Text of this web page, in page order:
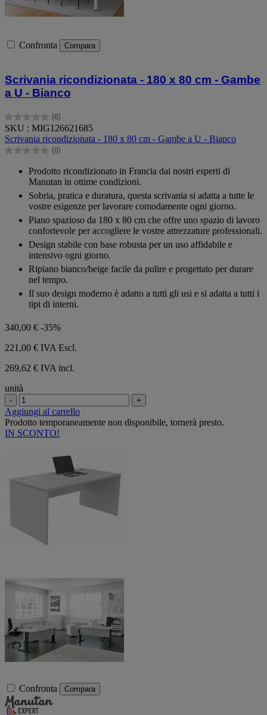
Confronta Compara
Scrivania ricondizionata - 180 x 80 cm - Gambe
a U - Bianco
(0)
0.0
su
5
stelle.
SKU : MIG126621685
Scrivania ricondizionata - 180 x 80 cm - Gambe a U - Bianco
(0)
0.0
Prodotto ricondizionato in Francia dai nostri esperti di
Manutan in ottime condizioni.
Sobria, pratica e duratura, questa scrivania si adatta a tutte le
vostre esigenze per lavorare comodamente ogni giorno.
Piano spazioso da 180 x 80 cm che offre uno spazio di lavoro
confortevole per accogliere le vostre attrezzature professionali.
Design stabile con base robusta per un uso affidabile e
intensivo ogni giorno.
Ripiano bianco/beige facile da pulire e progettato per durare
nel tempo.
Il suo design moderno è adatto a tutti gli usi e si adatta a tutti i
tipi di interni.
340,00 € -35%
221,00 € IVA Escl.
269,62 € IVA incl.
unità
- +
Aggiungi al carrello
Prodotto temporaneamente non disponibile, tornerà presto.
IN SCONTO!
Confronta Compara